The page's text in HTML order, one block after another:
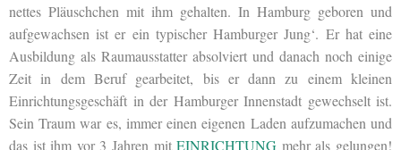
nettes Pläuschchen mit ihm gehalten. In Hamburg geboren und
aufgewachsen ist er ein typischer Hamburger Jung‘. Er hat eine
Ausbildung als Raumausstatter absolviert und danach noch einige
Zeit in dem Beruf gearbeitet, bis er dann zu einem kleinen
Einrichtungsgeschäft in der Hamburger Innenstadt gewechselt ist.
Sein Traum war es, immer einen eigenen Laden aufzumachen und
das ist ihm vor 3 Jahren mitEINRICHTUNG mehr als gelungen!